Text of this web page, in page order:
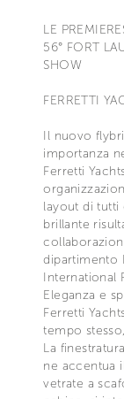
LE
56° FORT
SHOW
FERRETTI
Il nuovo
importanza
Ferretti
layout di tutti
brillante
dipartimento
International
Eleganza e
Ferretti
tempo
La
ne accentua
vetrate a